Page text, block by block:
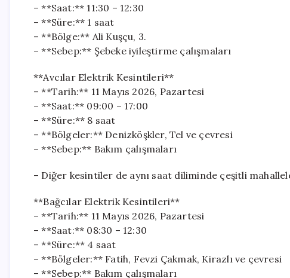
– **Saat:** 11:30 – 12:30
– **Süre:** 1 saat
– **Bölge:** Ali Kuşçu, 3.
– **Sebep:** Şebeke iyileştirme çalışmaları
**Avcılar Elektrik Kesintileri**
– **Tarih:** 11 Mayıs 2026, Pazartesi
– **Saat:** 09:00 – 17:00
– **Süre:** 8 saat
– **Bölgeler:** Denizköşkler, Tel ve çevresi
– **Sebep:** Bakım çalışmaları
– Diğer kesintiler de aynı saat diliminde çeşitli
**Bağcılar Elektrik Kesintileri**
– **Tarih:** 11 Mayıs 2026, Pazartesi
– **Saat:** 08:30 – 12:30
– **Süre:** 4 saat
– **Bölgeler:** Fatih, Fevzi Çakmak, Kirazlı ve çevresi
– **Sebep:** Bakım çalışmaları